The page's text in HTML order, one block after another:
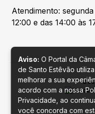
Atendimento:
12:00 e das 14:00 às
Aviso: O Portal da
de Santo Estêvão
melhorar a sua
acordo com a nossa
Privacidade, ao
você concorda com